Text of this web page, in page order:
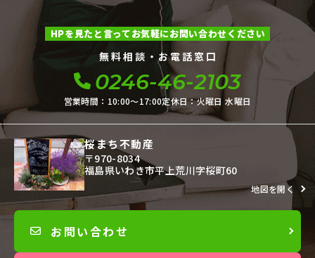
HPを見たと言ってお気軽にお問い合わせください
無料相談・お電話窓口
0246-46-2103
営業時間：10:00〜17:00定休日：火曜日 水曜日
桜まち不動産
〒970-8034
福島県いわき市平上荒川字桜町60
地図を開く
お問い合わせ